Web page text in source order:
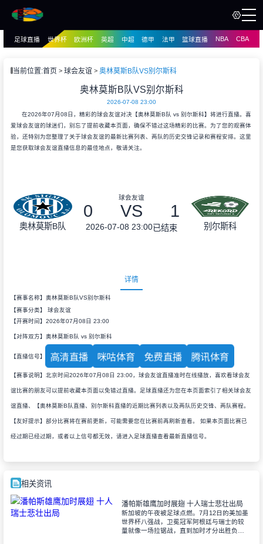
播
足球直播 世界杯 欧洲杯 英超 中超 德甲 法甲 篮球直播 NBA CBA
当前位置:首页 球会友谊 奥林莫斯B队VS别尔斯科
奥林莫斯B队VS别尔斯科
2026-07-08 23:00
在2026年07月08日，精彩的球会友谊对决【奥林莫斯B队 vs 别尔斯科】将进行直播。喜
爱球会友谊的球迷们，别忘了提前收藏本页面，确保不错过这场精彩的比赛。为了您的观赛体
验，还特别为您整理了关于球会友谊的最新比赛列表、两队的历史交锋记录和赛程安排。这里
是您获取球会友谊直播信息的最佳地点，敬请关注。
奥林莫斯B队
球会友谊
0 VS 1
2026-07-08 23:00已结束 别尔斯科
详情
【赛事名称】奥林莫斯B队VS别尔斯科
【赛事分类】 球会友谊
【开赛时间】2026年07月08日 23:00
【对阵双方】奥林莫斯B队 vs 别尔斯科
【直播信号】 高清直播 咪咕体育 免费直播 腾讯体育
【赛事说明】北京时间2026年07月08日 23:00，球会友谊直播准时在线播放，喜欢看球会友
谊比赛的朋友可以提前收藏本页面以免错过直播。足球直播还为您在本页面索引了相关球会友
谊直播、【奥林莫斯B队直播、别尔斯科直播的近期比赛列表以及两队历史交锋、两队赛程。
【友好提示】部分比赛将在赛前更新，可能需要您在比赛前再刷新查看。 如果本页面比赛已
经过期已经过期，或者以上信号都无效，请进入足球直播查看最新直播信号。
相关资讯
潘帕斯雄鹰加时展翅 十人瑞士悲壮出局
新加坡的午夜被足球点燃。7月12日的美加墨
世界杯八强战，卫冕冠军阿根廷与瑞士的较
量就像一场拉锯战，直到加时才分出胜负。